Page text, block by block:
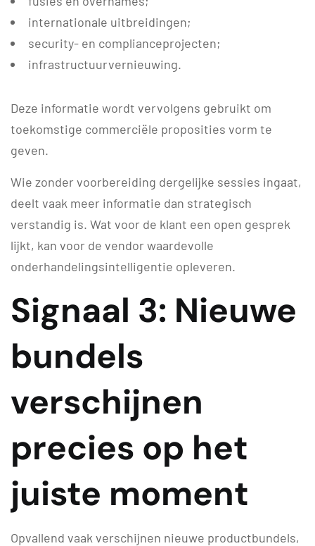
internationale uitbreidingen;
security- en complianceprojecten;
infrastructuurvernieuwing.
Deze informatie wordt vervolgens gebruikt om
toekomstige commerciële proposities vorm te
geven.
Wie zonder voorbereiding dergelijke sessies ingaat,
deelt vaak meer informatie dan strategisch
verstandig is. Wat voor de klant een open gesprek
lijkt, kan voor de vendor waardevolle
onderhandelingsintelligentie opleveren.
Signaal 3: Nieuwe
bundels
verschijnen
precies op het
juiste moment
Opvallend vaak verschijnen nieuwe productbundels,